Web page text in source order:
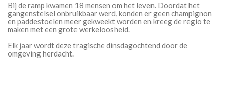
Bij de ramp kwamen 18 mensen om het leven. Doordat het
gangenstelsel onbruikbaar werd, konden er geen champignon
en paddestoelen meer gekweekt worden en kreeg de regio te
maken met een grote werkeloosheid.
Elk jaar wordt deze tragische dinsdagochtend door de
omgeving herdacht.